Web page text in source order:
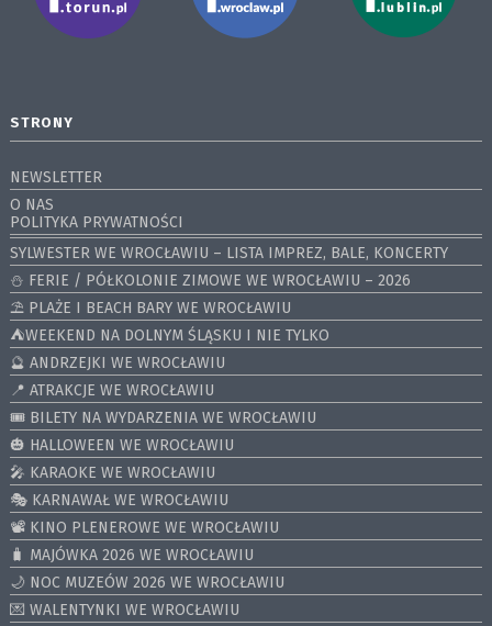
STRONY
NEWSLETTER
O NAS
POLITYKA PRYWATNOŚCI
SYLWESTER WE WROCŁAWIU – LISTA IMPREZ, BALE, KONCERTY
⛄️ FERIE / PÓŁKOLONIE ZIMOWE WE WROCŁAWIU – 2026
⛱️ PLAŻE I BEACH BARY WE WROCŁAWIU
⛺️WEEKEND NA DOLNYM ŚLĄSKU I NIE TYLKO
🔮 ANDRZEJKI WE WROCŁAWIU
📍 ATRAKCJE WE WROCŁAWIU
🎟️ BILETY NA WYDARZENIA WE WROCŁAWIU
🎃 HALLOWEEN WE WROCŁAWIU
🎤 KARAOKE WE WROCŁAWIU
🎭 KARNAWAŁ WE WROCŁAWIU
📽️ KINO PLENEROWE WE WROCŁAWIU
🧳 MAJÓWKA 2026 WE WROCŁAWIU
🌙 NOC MUZEÓW 2026 WE WROCŁAWIU
💌 WALENTYNKI WE WROCŁAWIU